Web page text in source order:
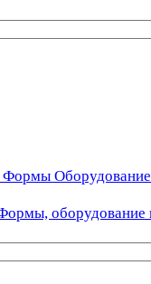
Формы Оборудование